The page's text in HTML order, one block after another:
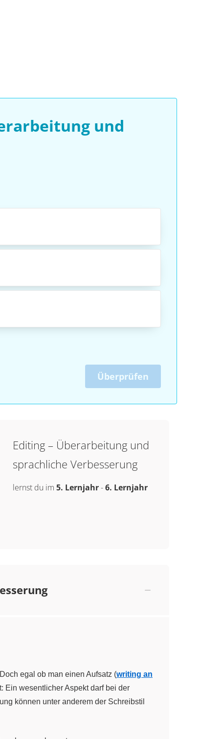
und
Überprüfen
Editing – Überarbeitung und
sprachliche Verbesserung
lernst du im 5. Lernjahr-6. Lernjahr
egal ob man einen Aufsatz (writing an
Ein wesentlicher Aspekt darf bei der
können unter anderem der Schreibstil